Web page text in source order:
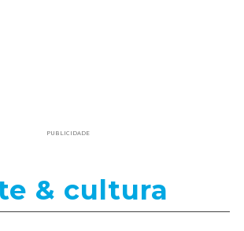
PUBLICIDADE
& cultura